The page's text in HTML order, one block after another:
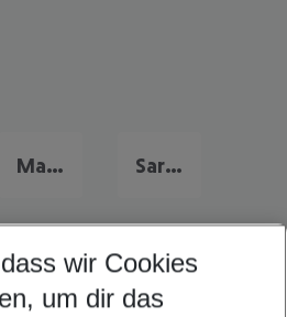
Malta Urlaub Sardinien Urlaub
wir Cookies
um dir das